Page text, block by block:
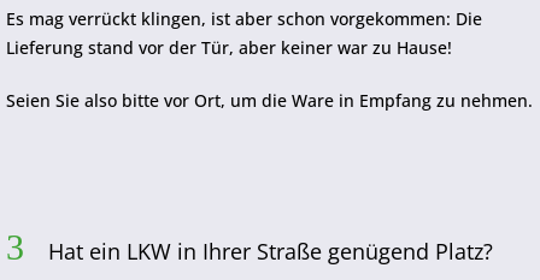
Es mag verrückt klingen, ist aber schon vorgekommen: Die
Lieferung stand vor der Tür, aber keiner war zu Hause!
Seien Sie also bitte vor Ort, um die Ware in Empfang zu nehmen.
3 Hat ein LKW in Ihrer Straße genügend Platz?